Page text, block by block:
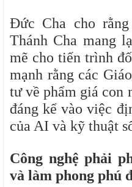
Đức Cha cho
Thánh Cha mang
mẽ cho tiến trình
mạnh rằng các
tư về phẩm giá con
đáng kể vào việc
của AI và kỹ thuật
Công nghệ phải
và làm phong phú